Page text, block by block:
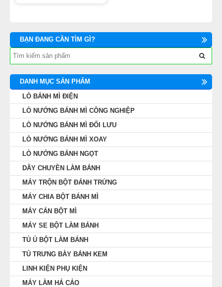
BẠN ĐANG CẦN TÌM GÌ?
DANH MỤC SẢN PHẨM
LÒ BÁNH MÌ ĐIỆN
LÒ NƯỚNG BÁNH MÌ CÔNG NGHIỆP
LÒ NƯỚNG BÁNH MÌ ĐỐI LƯU
LÒ NƯỚNG BÁNH MÌ XOAY
LÒ NƯỚNG BÁNH NGỌT
DÂY CHUYỀN LÀM BÁNH
MÁY TRỘN BỘT ĐÁNH TRỨNG
MÁY CHIA BỘT BÁNH MÌ
MÁY CÁN BỘT MÌ
MÁY SE BỘT LÀM BÁNH
TỦ Ủ BỘT LÀM BÁNH
TỦ TRƯNG BÀY BÁNH KEM
LINH KIỆN PHỤ KIỆN
MÁY LÀM HÁ CẢO